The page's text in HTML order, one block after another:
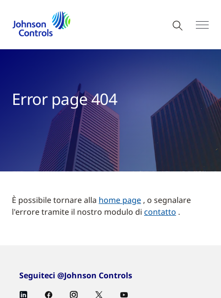
Error page 404
È possibile tornare alla home page , o segnalare
l'errore tramite il nostro modulo di contatto .
Seguiteci @Johnson Controls